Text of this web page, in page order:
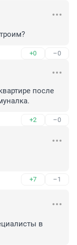
+0 –0
после
+2 –0
+7 –1
в